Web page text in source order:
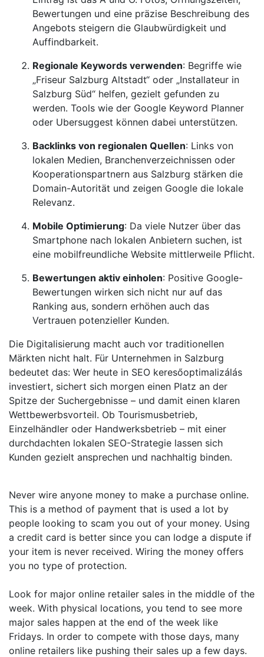
Bewertungen und eine präzise Beschreibung des
Angebots steigern die Glaubwürdigkeit und
Auffindbarkeit.
Regionale Keywords verwenden: Begriffe wie
„Friseur Salzburg Altstadt“ oder „Installateur in
Salzburg Süd“ helfen, gezielt gefunden zu
werden. Tools wie der Google Keyword Planner
oder Ubersuggest können dabei unterstützen.
Backlinks von regionalen Quellen: Links von
lokalen Medien, Branchenverzeichnissen oder
Kooperationspartnern aus Salzburg stärken die
Domain-Autorität und zeigen Google die lokale
Relevanz.
Mobile Optimierung: Da viele Nutzer über das
Smartphone nach lokalen Anbietern suchen, ist
eine mobilfreundliche Website mittlerweile Pflicht.
Bewertungen aktiv einholen: Positive Google-
Bewertungen wirken sich nicht nur auf das
Ranking aus, sondern erhöhen auch das
Vertrauen potenzieller Kunden.
Die Digitalisierung macht auch vor traditionellen
Märkten nicht halt. Für Unternehmen in Salzburg
bedeutet das: Wer heute in SEO keresőoptimalizálás
investiert, sichert sich morgen einen Platz an der
Spitze der Suchergebnisse – und damit einen klaren
Wettbewerbsvorteil. Ob Tourismusbetrieb,
Einzelhändler oder Handwerksbetrieb – mit einer
durchdachten lokalen SEO-Strategie lassen sich
Kunden gezielt ansprechen und nachhaltig binden.
Never wire anyone money to make a purchase online.
This is a method of payment that is used a lot by
people looking to scam you out of your money. Using
a credit card is better since you can lodge a dispute if
your item is never received. Wiring the money offers
you no type of protection.
Look for major online retailer sales in the middle of the
week. With physical locations, you tend to see more
major sales happen at the end of the week like
Fridays. In order to compete with those days, many
online retailers like pushing their sales up a few days.